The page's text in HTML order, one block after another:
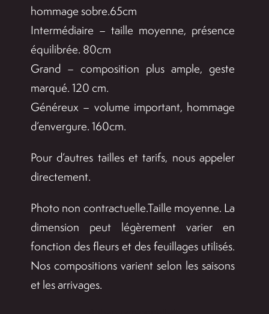
hommage sobre.65cm
Intermédiaire – taille moyenne, présence
équilibrée. 80cm
Grand – composition plus ample, geste
marqué. 120 cm.
Généreux – volume important, hommage
d’envergure. 160cm.
Pour d’autres tailles et tarifs, nous appeler
directement.
Photo non contractuelle.Taille moyenne. La
dimension peut légèrement varier en
fonction des fleurs et des feuillages utilisés.
Nos compositions varient selon les saisons
et les arrivages.